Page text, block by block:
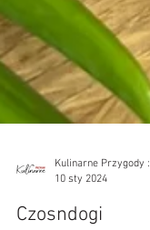
Kulinarne Przygody :)
10 sty 2024